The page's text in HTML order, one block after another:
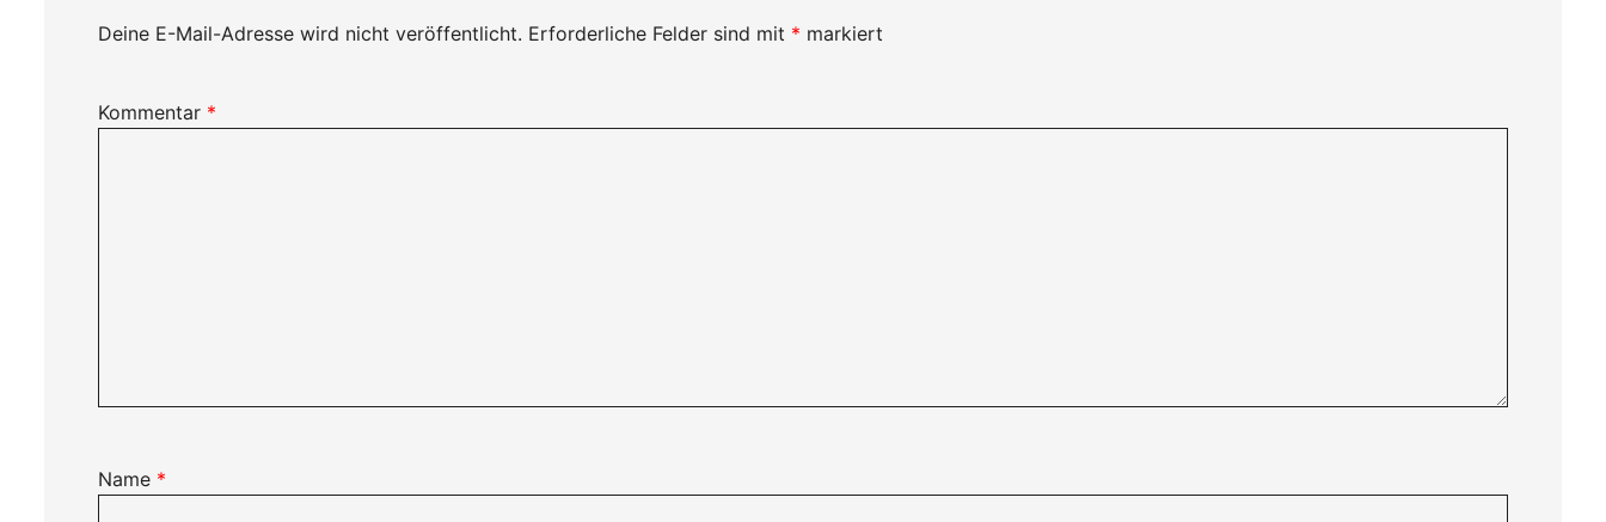
Deine E-Mail-Adresse wird nicht veröffentlicht. Erforderliche Felder sind mit * markiert
Kommentar *
Name *